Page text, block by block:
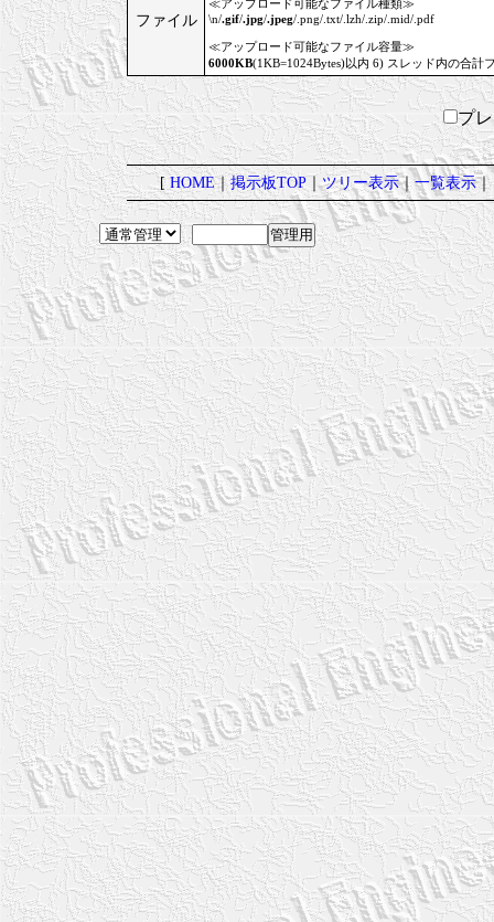
ファイル
≪アップロード可能なファイル種類≫
\n/.gif/.jpg/.jpeg/.png/.txt/.lzh/.zip/.mid/.pdf
≪アップロード可能なファイル容量≫
6000KB(1KB=1024Bytes)以内 6) スレッド内の合計
プ
[HOME｜掲示板TOP｜ツリー表示｜一覧表示｜